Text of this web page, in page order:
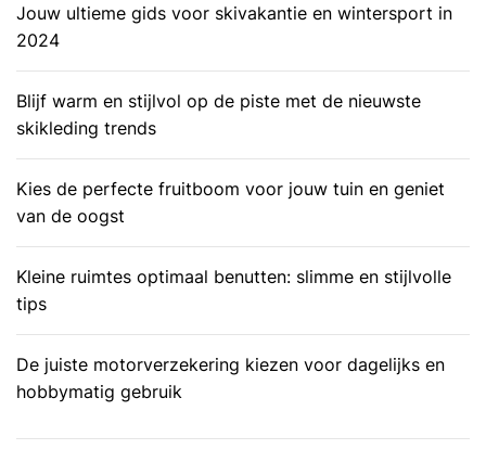
Jouw ultieme gids voor skivakantie en wintersport in
2024
Blijf warm en stijlvol op de piste met de nieuwste
skikleding trends
Kies de perfecte fruitboom voor jouw tuin en geniet
van de oogst
Kleine ruimtes optimaal benutten: slimme en stijlvolle
tips
De juiste motorverzekering kiezen voor dagelijks en
hobbymatig gebruik